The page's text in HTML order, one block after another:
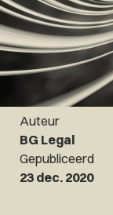
Auteur
BG Legal
Gepubliceerd
23 dec. 2020